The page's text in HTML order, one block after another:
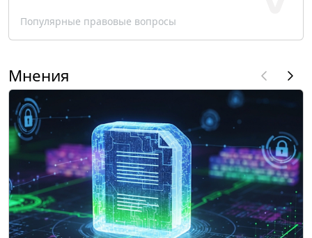
Популярные правовые вопросы
Мнения